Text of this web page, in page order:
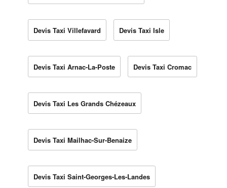
Devis Taxi Villefavard Devis Taxi Isle
Devis Taxi Arnac-La-Poste Devis Taxi Cromac
Devis Taxi Les Grands Chézeaux
Devis Taxi Mailhac-Sur-Benaize
Devis Taxi Saint-Georges-Les-Landes